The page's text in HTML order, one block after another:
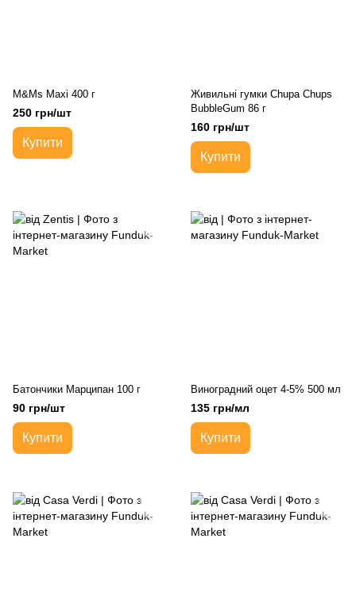
M&Ms Maxi 400 г
250 грн/шт
Купити
Живильні гумки Chupa Chups
BubbleGum 86 г
160 грн/шт
Купити
Батончики Марципан 100 г
90 грн/шт
Купити
Виноградний оцет 4-5% 500 мл
135 грн/мл
Купити